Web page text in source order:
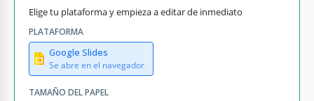
Elige tu plataforma y empieza a editar de inmediato
PLATAFORMA
Google Slides
Se abre en el navegador
TAMAÑO DEL PAPEL